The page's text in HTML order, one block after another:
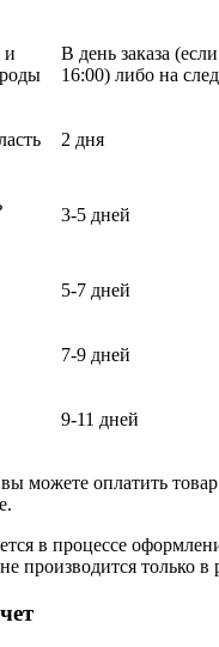
и
В день заказа
16:00) либо на
2 дня
3-5 дней
5-7 дней
7-9 дней
9-11 дней
можете оплатить
в процессе
производится только в